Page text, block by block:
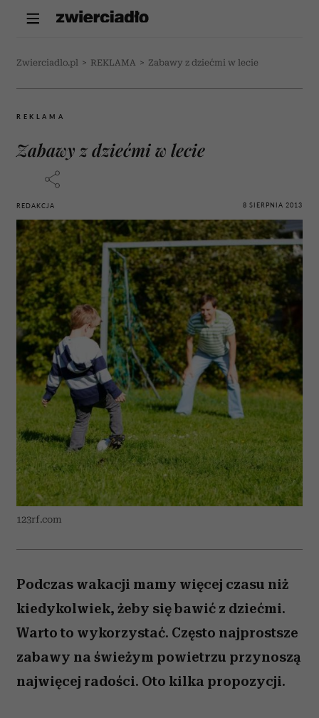
Zwierciadlo.pl > REKLAMA > Zabawy z dziećmi w lecie
REKLAMA
Zabawy z dziećmi w lecie
REDAKCJA 8 SIERPNIA 2013
123rf.com
Podczas wakacji mamy więcej czasu niż
kiedykolwiek, żeby się bawić z dziećmi.
Warto to wykorzystać. Często najprostsze
zabawy na świeżym powietrzu przynoszą
najwięcej radości. Oto kilka propozycji.